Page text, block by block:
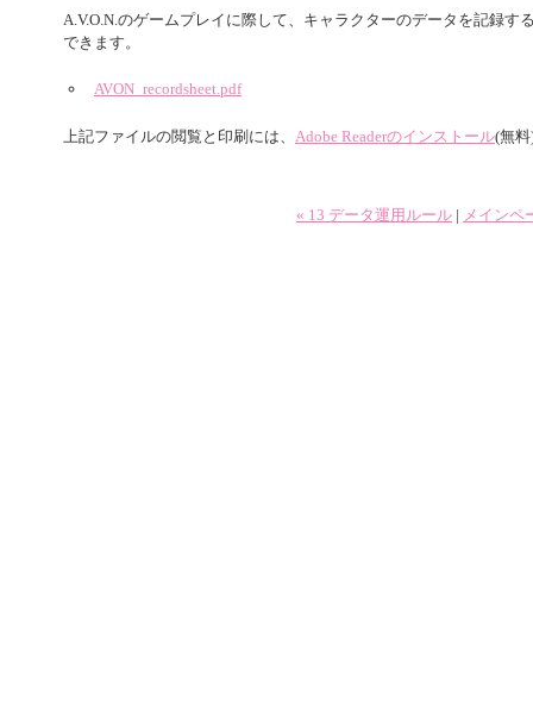
A.V.O.N.のゲームプレイに際して、キャラクターのデータを記録
できます。
AVON_recordsheet.pdf
上記ファイルの閲覧と印刷には、 Adobe Readerのインストール(無
« 13 データ運用ルール | メインペ